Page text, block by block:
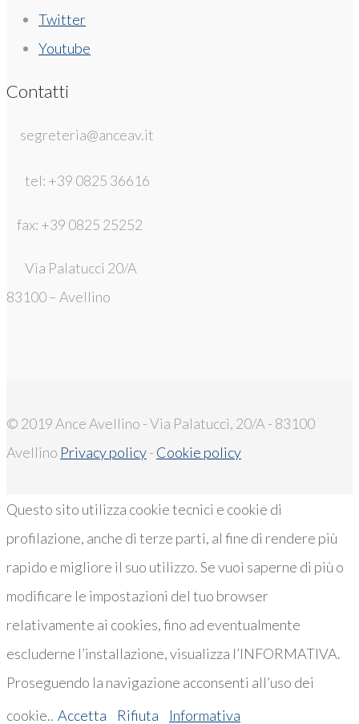
Twitter
Youtube
Contatti
segreteria@anceav.it
tel: +39 0825 36616
fax: +39 0825 25252
Via Palatucci 20/A
83100 – Avellino
© 2019 Ance Avellino - Via Palatucci, 20/A - 83100
Avellino Privacy policy- Cookie policy
Questo sito utilizza cookie tecnici e cookie di
profilazione, anche di terze parti, al fine di rendere più
rapido e migliore il suo utilizzo. Se vuoi saperne di più o
modificare le impostazioni del tuo browser
relativamente ai cookies, fino ad eventualmente
escluderne l’installazione, visualizza l’INFORMATIVA.
Proseguendo la navigazione acconsenti all’uso dei
cookie.. Accetta Rifiuta Informativa